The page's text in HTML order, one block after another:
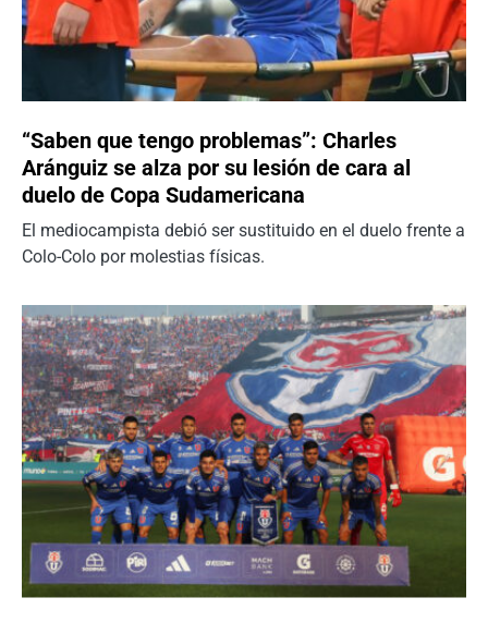
“Saben que tengo problemas”: Charles
Aránguiz se alza por su lesión de cara al
duelo de Copa Sudamericana
El mediocampista debió ser sustituido en el duelo frente a
Colo-Colo por molestias físicas.